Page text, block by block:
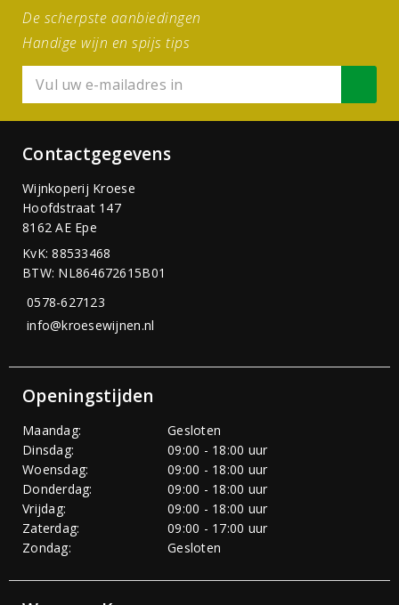
De scherpste aanbiedingen
Handige wijn en spijs tips
Contactgegevens
Wijnkoperij Kroese
Hoofdstraat 147
8162 AE Epe
KvK: 88533468
BTW: NL864672615B01
0578-627123
info@kroesewijnen.nl
Openingstijden
Maandag:
Gesloten
Dinsdag:
09:00 - 18:00 uur
Woensdag:
09:00 - 18:00 uur
Donderdag:
09:00 - 18:00 uur
Vrijdag:
09:00 - 18:00 uur
Zaterdag:
09:00 - 17:00 uur
Zondag:
Gesloten